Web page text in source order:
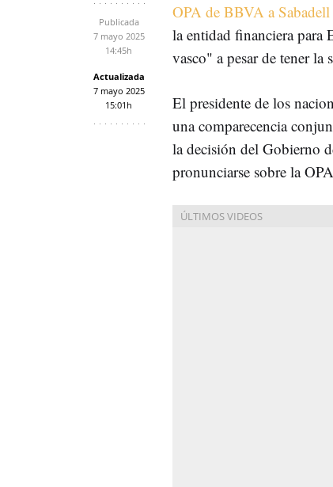
Publicada
7 mayo 2025
14:45h
Actualizada
7 mayo 2025
15:01h
OPA de BBVA a Sabadell
la entidad financiera para
vasco" a pesar de tener la
El presidente de los
una comparecencia
la decisión del Gobierno
pronunciarse sobre la